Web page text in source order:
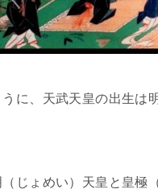
に、天武天皇の出生は
じょめい）天皇と皇極